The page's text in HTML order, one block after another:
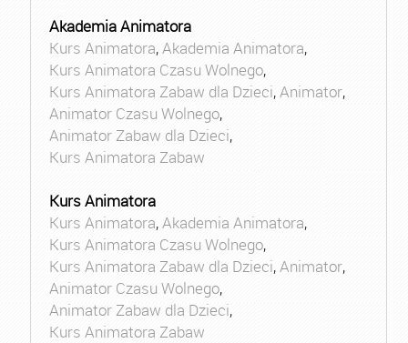
Akademia Animatora
Kurs Animatora,Akademia Animatora,
Kurs Animatora Czasu Wolnego,
Kurs Animatora Zabaw dla Dzieci,Animator,
Animator Czasu Wolnego,
Animator Zabaw dla Dzieci,
Kurs Animatora Zabaw
Kurs Animatora
Kurs Animatora,Akademia Animatora,
Kurs Animatora Czasu Wolnego,
Kurs Animatora Zabaw dla Dzieci,Animator,
Animator Czasu Wolnego,
Animator Zabaw dla Dzieci,
Kurs Animatora Zabaw